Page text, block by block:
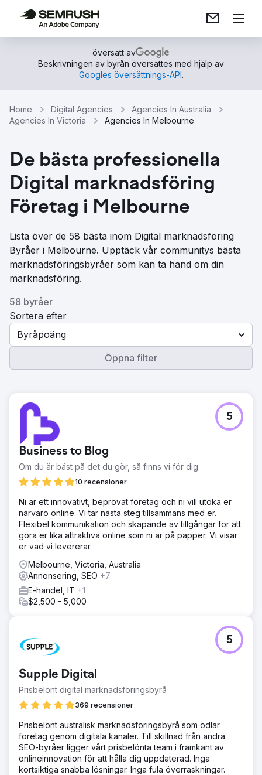
översatt av
Beskrivningen av byrån översattes med hjälp av
Googles översättnings-API.
Home Digital Agencies
Agencies In Australia
Agencies In Victoria
Agencies In Melbourne
De bästa professionella
Digital marknadsföring
Företag i Melbourne
Lista över de 58 bästa inom Digital marknadsföring
Byråer i Melbourne. Upptäck vår communitys bästa
marknadsföringsbyråer som kan ta hand om din
marknadsföring.
58 byråer
Sortera efter
Byråpoäng
Öppna filter
Business to Blog
Om du är bäst på det du gör, så finns vi för dig.
10 recensioner
5
Ni är ett innovativt, beprövat företag och ni vill utöka er
närvaro online. Vi tar nästa steg tillsammans med er.
Flexibel kommunikation och skapande av tillgångar för att
göra er lika attraktiva online som ni är på papper. Vi visar
er vad vi levererar.
Melbourne, Victoria, Australia
Annonsering, SEO +7
E-handel, IT +1
$2,500 - 5,000
Supple Digital
Prisbelönt digital marknadsföringsbyrå
369 recensioner
5
Prisbelönt australisk marknadsföringsbyrå som odlar
företag genom digitala kanaler. Till skillnad från andra
SEO-byråer ligger vårt prisbelönta team i framkant av
onlineinnovation för att hålla dig uppdaterad. Inga
kortsiktiga snabba lösningar. Inga fula överraskningar.